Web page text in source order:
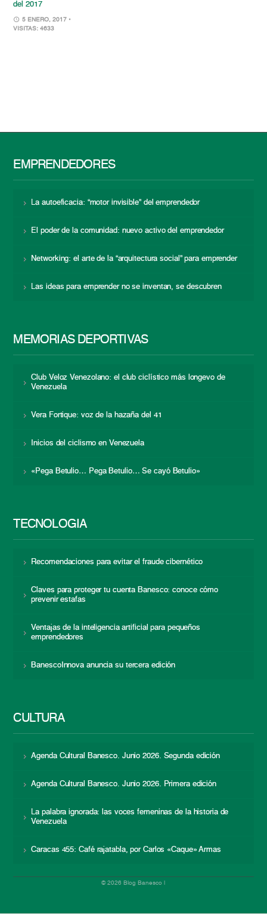
del 2017
5 ENERO, 2017 •
VISITAS: 4633
EMPRENDEDORES
La autoeficacia: “motor invisible” del emprendedor
El poder de la comunidad: nuevo activo del emprendedor
Networking: el arte de la “arquitectura social” para emprender
Las ideas para emprender no se inventan, se descubren
MEMORIAS DEPORTIVAS
Club Veloz Venezolano: el club ciclístico más longevo de
Venezuela
Vera Fortique: voz de la hazaña del 41
Inicios del ciclismo en Venezuela
«Pega Betulio… Pega Betulio… Se cayó Betulio»
TECNOLOGÍA
Recomendaciones para evitar el fraude cibernético
Claves para proteger tu cuenta Banesco: conoce cómo
prevenir estafas
Ventajas de la inteligencia artificial para pequeños
emprendedores
BanescoInnova anuncia su tercera edición
CULTURA
Agenda Cultural Banesco. Junio 2026. Segunda edición
Agenda Cultural Banesco. Junio 2026. Primera edición
La palabra ignorada: las voces femeninas de la historia de
Venezuela
Caracas 455: Café rajatabla, por Carlos «Caque» Armas
© 2026 Blog Banesco |